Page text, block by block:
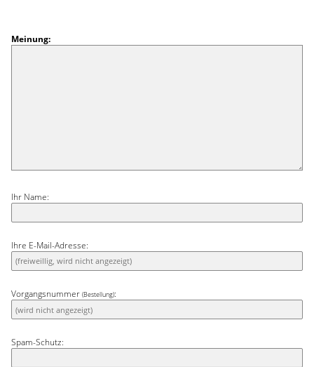
Meinung:
Ihr Name:
Ihre E-Mail-Adresse:
Vorgangsnummer (Bestellung):
Spam-Schutz: